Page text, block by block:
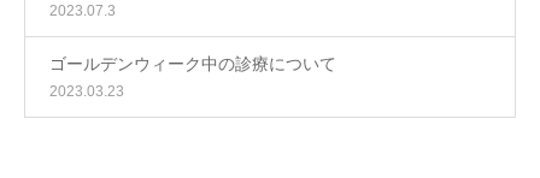
2023.07.3
ゴールデンウィーク中の診療について
2023.03.23